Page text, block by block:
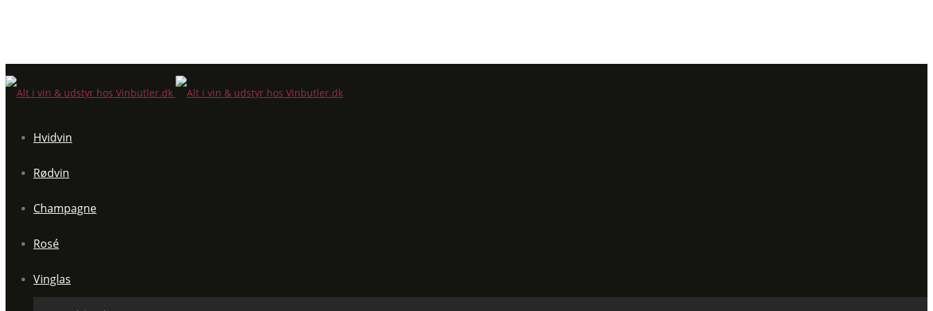
Hvidvin
Rødvin
Champagne
Rosé
Vinglas